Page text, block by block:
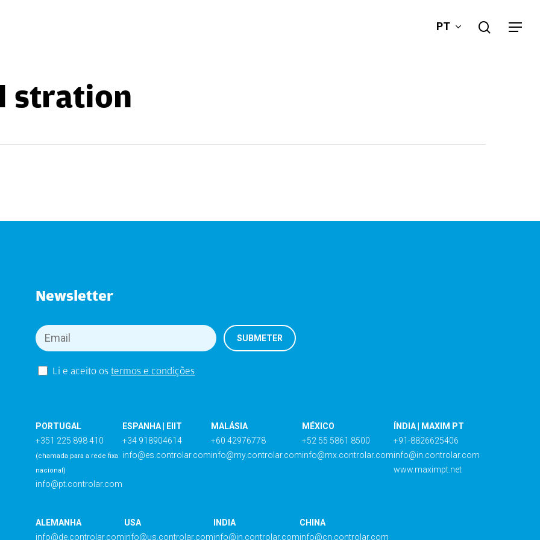
PT search
Menu
stration
Newsletter
Li e aceito ostermos e condições
PORTUGAL
+351 225 898 410
(chamada para a rede fixa
nacional)
info@pt.controlar.com
ESPANHA | EIIT
+34 918904614
info@es.controlar.com
MALÁSIA
+60 42976778
info@my.controlar.com
MÉXICO
+52 55 5861 8500
info@mx.controlar.com
ÍNDIA | MAXIM PT
+91-8826625406
info@in.controlar.com
www.maximpt.net
ALEMANHA
info@de.controlar.com
USA
info@us.controlar.com
INDIA
info@in.controlar.com
CHINA
info@cn.controlar.com